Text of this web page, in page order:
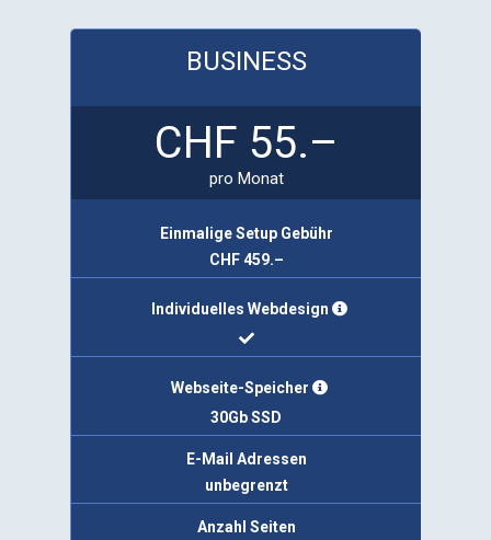
BUSINESS
CHF 55.–
pro Monat
Einmalige Setup Gebühr
CHF 459.–
Individuelles Webdesign
Webseite-Speicher
30Gb SSD
E-Mail Adressen
unbegrenzt
Anzahl Seiten